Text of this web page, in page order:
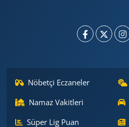
Nöbetçi Eczaneler
Namaz Vakitleri
Süper Lig Puan